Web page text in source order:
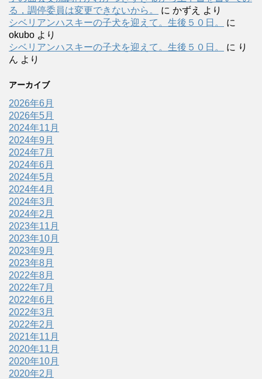
る，調停委員は変更できないから。
に かずえ
より
シベリアンハスキーの子犬を迎えて。生後５０日。
に
okubo より
シベリアンハスキーの子犬を迎えて。生後５０日。
に り
ん より
アーカイブ
2026年6月
2026年5月
2024年11月
2024年9月
2024年7月
2024年6月
2024年5月
2024年4月
2024年3月
2024年2月
2023年11月
2023年10月
2023年9月
2023年8月
2022年8月
2022年7月
2022年6月
2022年3月
2022年2月
2021年11月
2020年11月
2020年10月
2020年2月